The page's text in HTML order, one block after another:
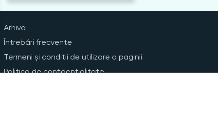
Arhiva
Întrebări frecvente
Termeni și condiții de utilizare a paginii
Politica de confidențialitate